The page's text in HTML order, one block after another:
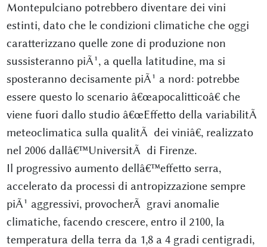
Montepulciano potrebbero diventare dei vini
estinti, dato che le condizioni climatiche che oggi
caratterizzano quelle zone di produzione non
sussisteranno piÃ¹, a quella latitudine, ma si
sposteranno decisamente piÃ¹ a nord: potrebbe
essere questo lo scenario â€œapocalitticoâ€ che
viene fuori dallo studio â€œEffetto della variabilitÃ
meteoclimatica sulla qualitÃ dei viniâ€, realizzato
nel 2006 dallâ€™UniversitÃ di Firenze.
Il progressivo aumento dellâ€™effetto serra,
accelerato da processi di antropizzazione sempre
piÃ¹ aggressivi, provocherÃ gravi anomalie
climatiche, facendo crescere, entro il 2100, la
temperatura della terra da 1,8 a 4 gradi centigradi,